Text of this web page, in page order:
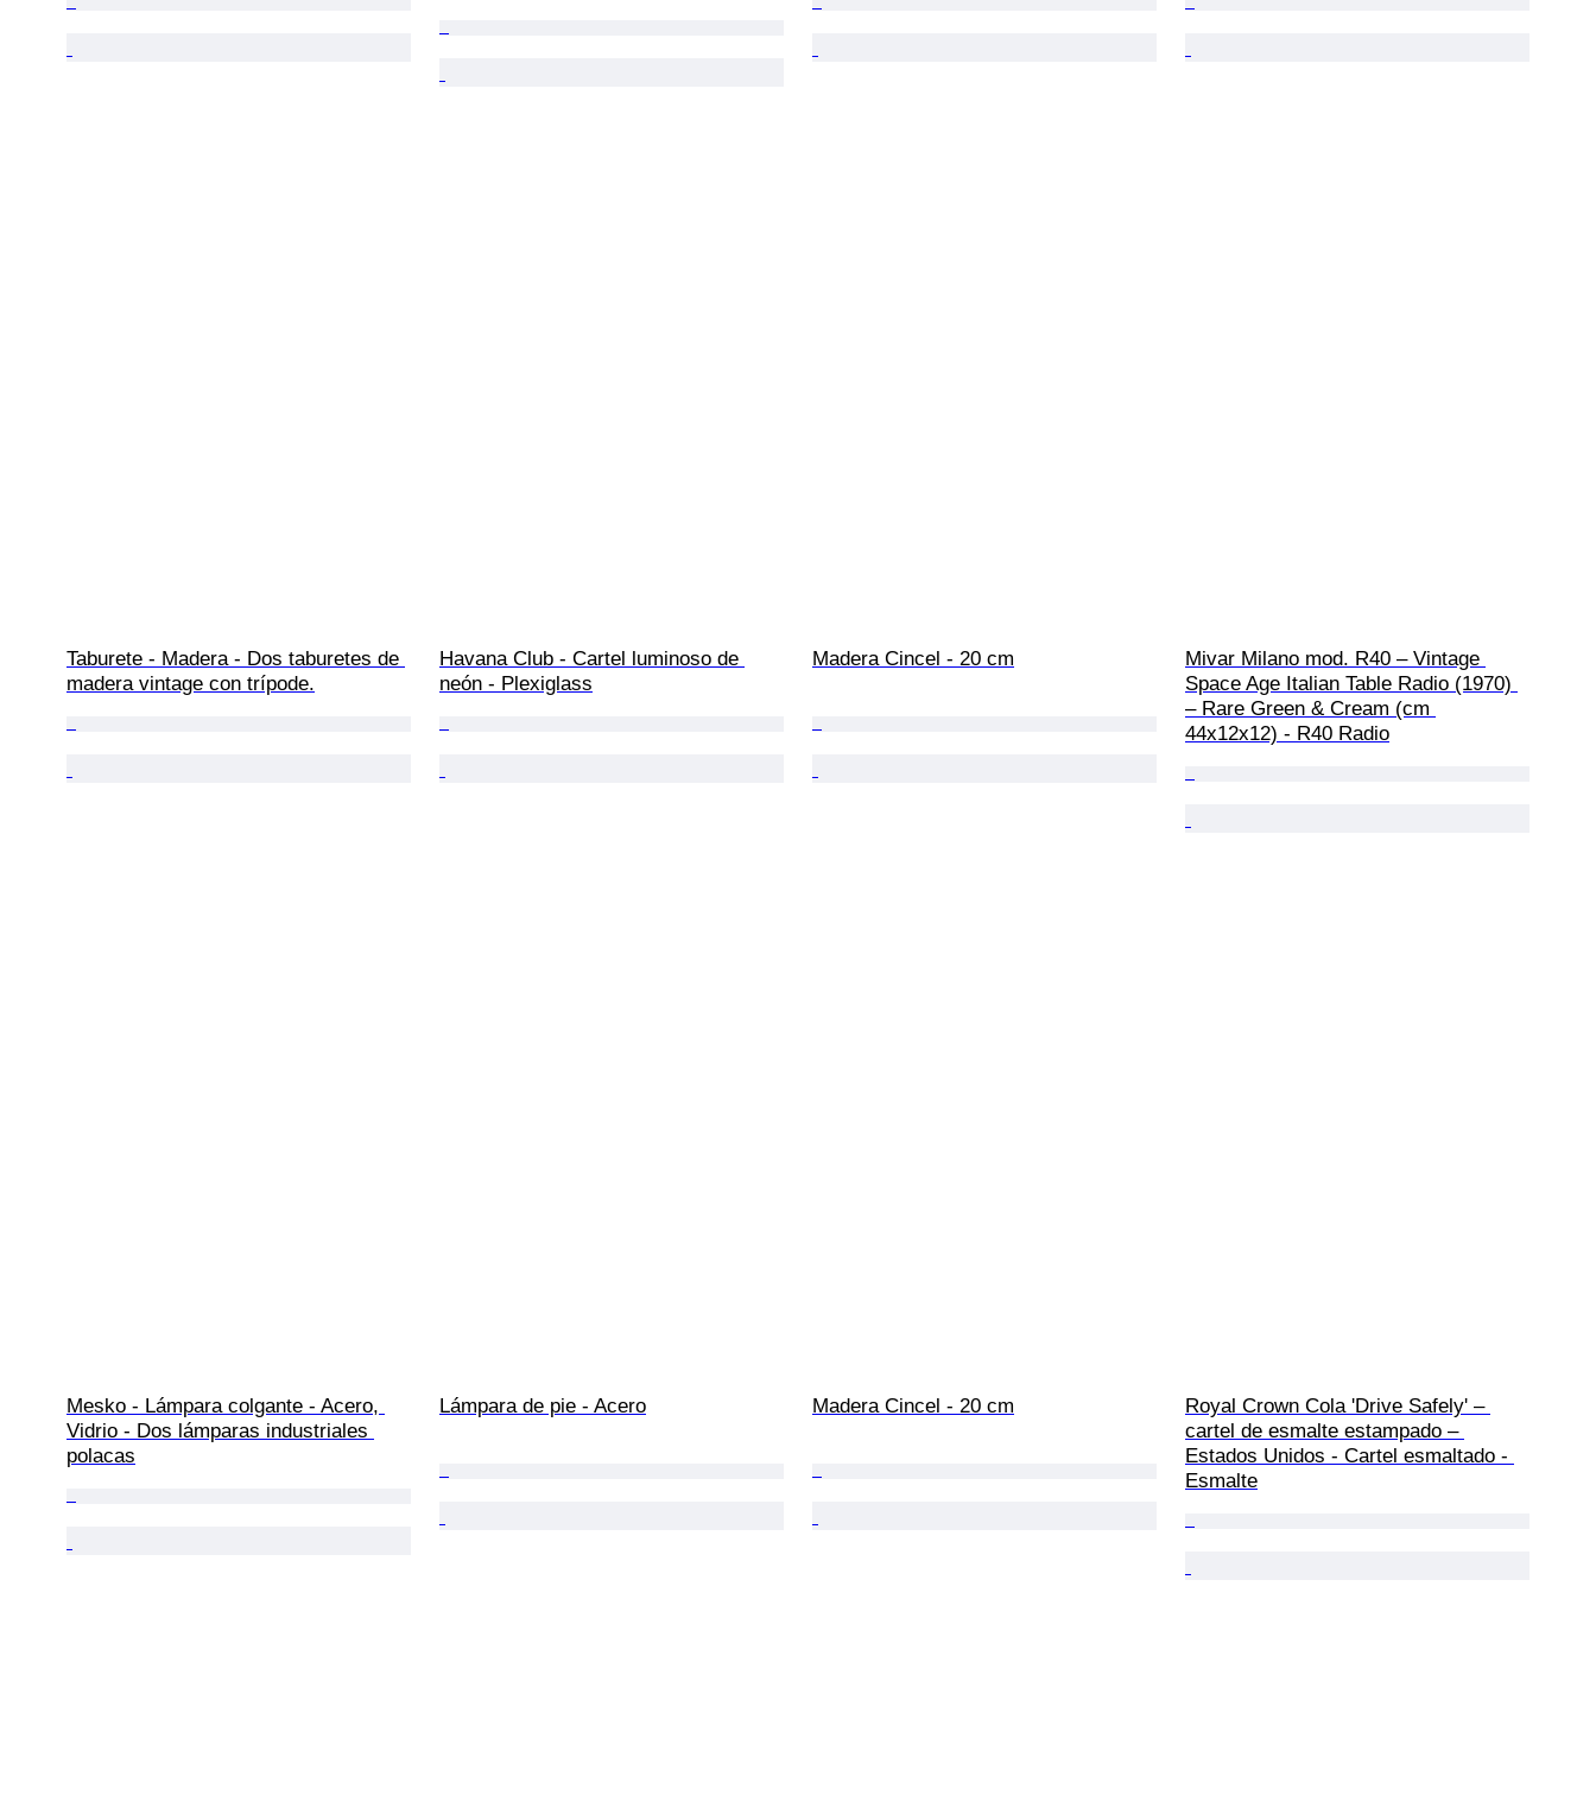
Taburete - Madera - Dos taburetes de
madera vintage con trípode.
Havana Club - Cartel luminoso de
neón - Plexiglass
Madera Cincel - 20 cm
Mivar Milano mod. R40 – Vintage
Space Age Italian Table Radio (1970)
– Rare Green & Cream (cm
44x12x12) - R40 Radio
Mesko - Lámpara colgante - Acero,
Vidrio - Dos lámparas industriales
polacas
Lámpara de pie - Acero Madera Cincel - 20 cm
Royal Crown Cola 'Drive Safely' –
cartel de esmalte estampado –
Estados Unidos - Cartel esmaltado -
Esmalte